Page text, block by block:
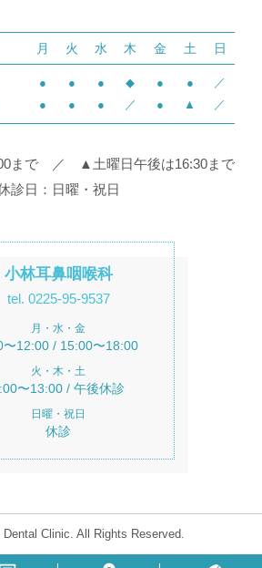
月 火 水 木 金 土 日
● ● ● ◆ ● ● ／
● ● ● ／ ● ▲ ／
まで ／ ▲土曜日午後は16:30まで
診日：日曜・祝日
小林耳鼻咽喉科
tel. 0225-95-9537
月・水・金
〜12:00 / 15:00〜18:00
火・木・土
〜13:00 / 午後休診
日曜・祝日
休診
Clinic. All Rights Reserved.